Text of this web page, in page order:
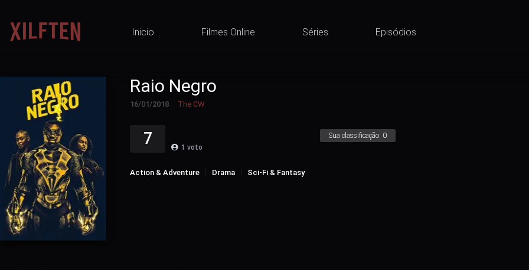
Inicio Filmes Online Séries Episódios
Raio Negro
16/01/2018 The CW
Sua classificação: 0
7 1 voto
Action & Adventure Drama Sci-Fi & Fantasy